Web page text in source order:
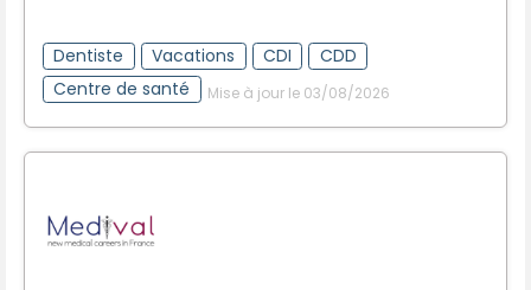
Dentiste Vacations CDI
CDD
Centre de santé
Mise à jour le 03/08/2026